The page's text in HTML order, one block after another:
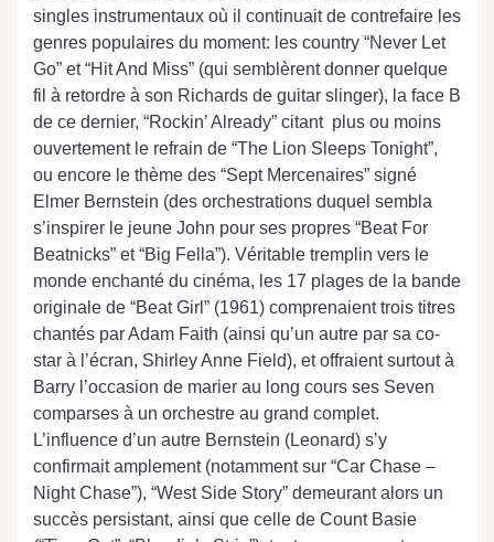
singles instrumentaux où il continuait de contrefaire les
genres populaires du moment: les country “Never Let
Go” et “Hit And Miss” (qui semblèrent donner quelque
fil à retordre à son Richards de guitar slinger), la face B
de ce dernier, “Rockin’ Already” citant plus ou moins
ouvertement le refrain de “The Lion Sleeps Tonight”,
ou encore le thème des “Sept Mercenaires” signé
Elmer Bernstein (des orchestrations duquel sembla
s’inspirer le jeune John pour ses propres “Beat For
Beatnicks” et “Big Fella”). Véritable tremplin vers le
monde enchanté du cinéma, les 17 plages de la bande
originale de “Beat Girl” (1961) comprenaient trois titres
chantés par Adam Faith (ainsi qu’un autre par sa co-
star à l’écran, Shirley Anne Field), et offraient surtout à
Barry l’occasion de marier au long cours ses Seven
comparses à un orchestre au grand complet.
L’influence d’un autre Bernstein (Leonard) s’y
confirmait amplement (notamment sur “Car Chase –
Night Chase”), “West Side Story” demeurant alors un
succès persistant, ainsi que celle de Count Basie